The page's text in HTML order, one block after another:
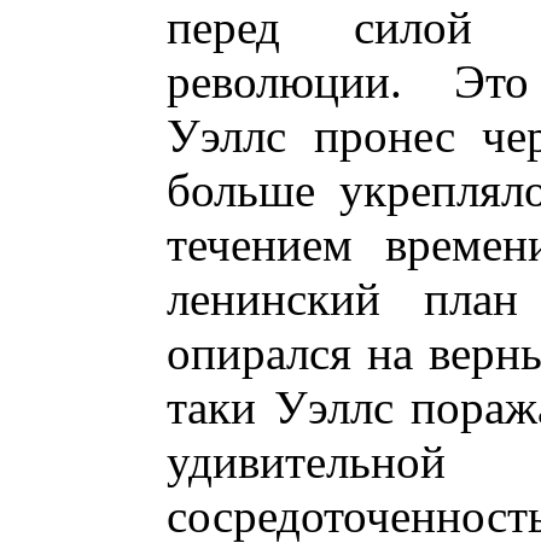
перед силой
революции.
Уэллс пронес
больше
течением
ленинский план
опирался на
таки Уэллс